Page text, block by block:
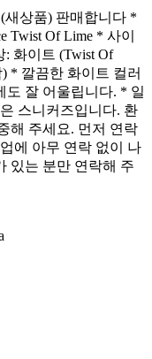
(새상품) 판매합니다 *
Twist Of Lime * 사이
: 화이트 (Twist Of
* 깔끔한 화이트 컬러
도 잘 어울립니다. * 일
스니커즈입니다. 환
해 주세요. 먼저 연락
에 아무 연락 없이 나
있는 분만 연락해 주